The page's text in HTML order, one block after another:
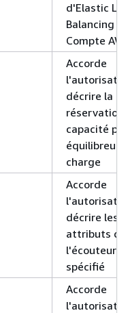
d'Elastic
Balancing
Compte AWS
Accorde
décrire la
réservation
capacité
équilibreur
charge
Accorde
décrire les
attributs de
l'écouteur
spécifié
Accorde